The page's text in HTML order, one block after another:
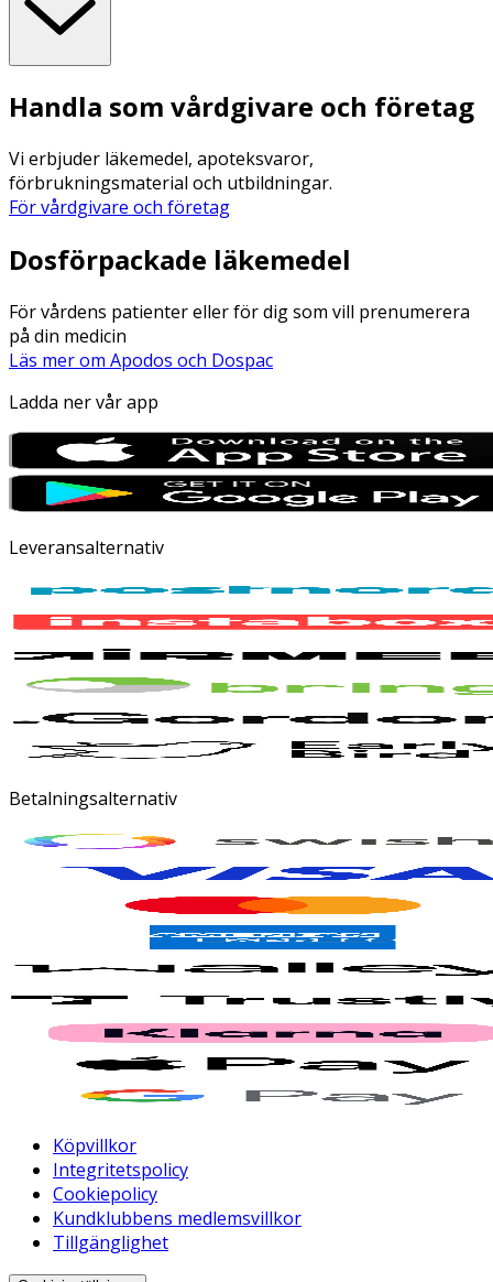
Handla som vårdgivare och företag
Vi erbjuder läkemedel, apoteksvaror,
förbrukningsmaterial och utbildningar.
För vårdgivare och företag
Dosförpackade läkemedel
För vårdens patienter eller för dig som vill prenumerera
på din medicin
Läs mer om Apodos och Dospac
Ladda ner vår app
Leveransalternativ
Betalningsalternativ
Köpvillkor
Integritetspolicy
Cookiepolicy
Kundklubbens medlemsvillkor
Tillgänglighet